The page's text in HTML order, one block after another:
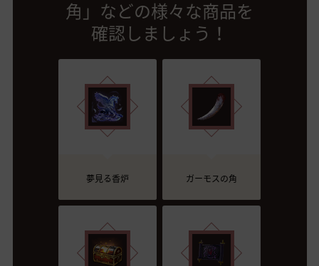
角」などの様々な商品を
確認しましょう！
夢見る香炉 ガーモスの角